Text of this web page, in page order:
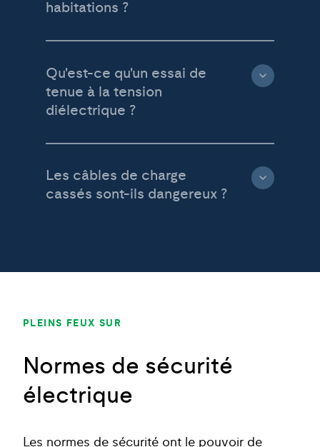
habitations ?
Qu'est-ce qu'un essai de
tenue à la tension
diélectrique ?
Les câbles de charge
cassés sont-ils dangereux ?
PLEINS FEUX SUR
Normes de sécurité
électrique
Les normes de sécurité ont le pouvoir de